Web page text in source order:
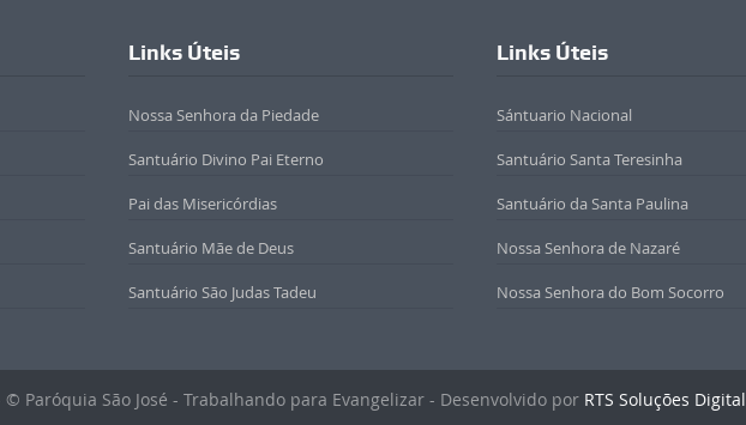
Links Úteis
Nossa Senhora da Piedade
Santuário Divino Pai Eterno
Pai das Misericórdias
Santuário Mãe de Deus
Santuário São Judas Tadeu
Links Úteis
Sántuario Nacional
Santuário Santa Teresinha
Santuário da Santa Paulina
Nossa Senhora de Nazaré
Nossa Senhora do Bom Socorro
Paróquia São José - Trabalhando para Evangelizar - Desenvolvido por RTS Soluções Digital